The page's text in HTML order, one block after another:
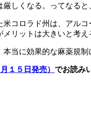
しくなる。ってなる
コロラド州は、アル
リットは大きいと考え
当に効果的な麻薬規
１５日発売） でお読み